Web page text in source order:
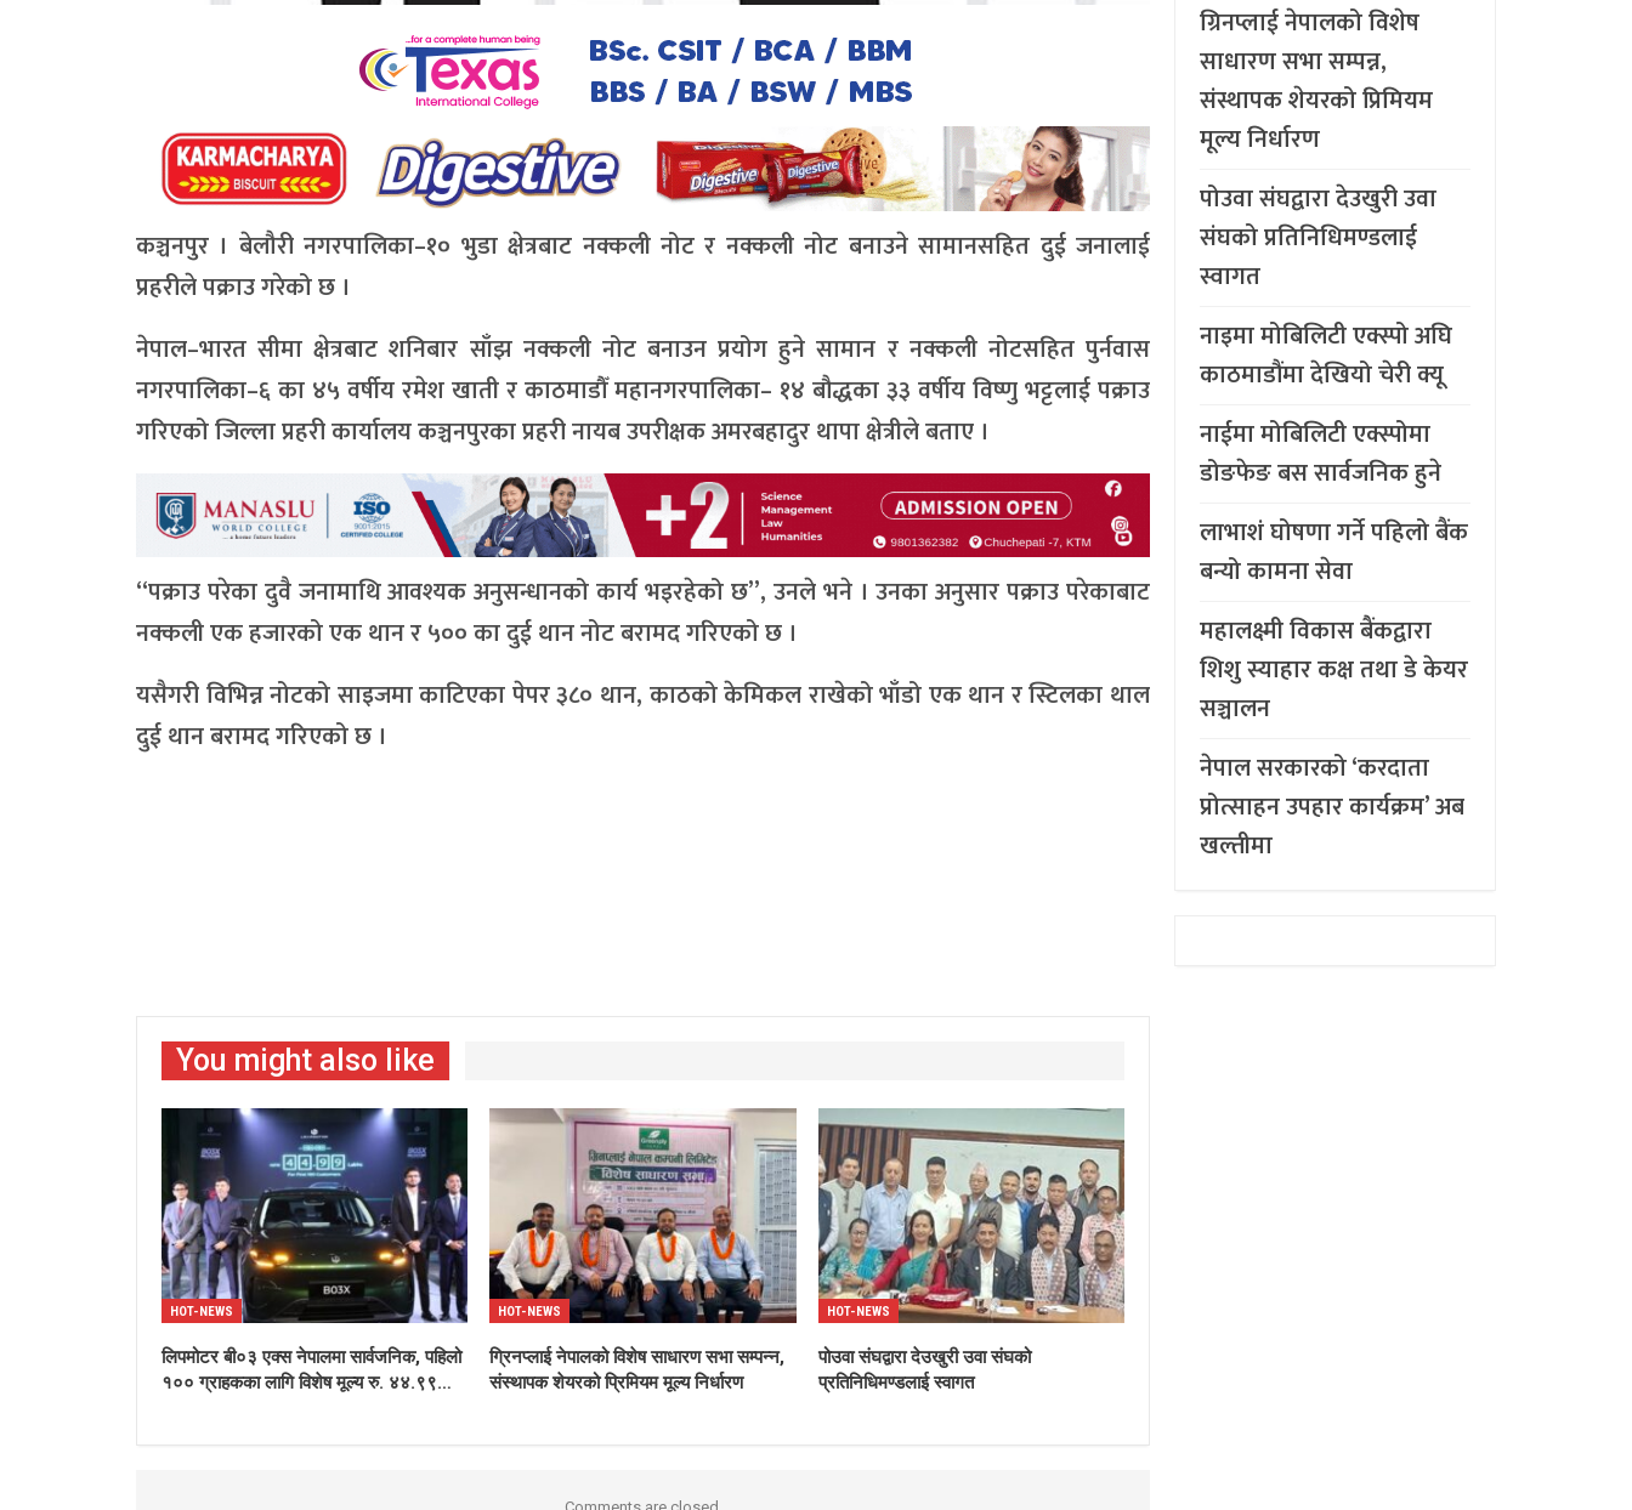
कञ्चनपुर । बेलौरी नगरपालिका–१० भुडा क्षेत्रबाट नक्कली नोट र नक्कली नोट बनाउने सामानसहित दुई जनालाई
प्रहरीले पक्राउ गरेको छ ।
नेपाल–भारत सीमा क्षेत्रबाट शनिबार साँझ नक्कली नोट बनाउन प्रयोग हुने सामान र नक्कली नोटसहित पुर्नवास
नगरपालिका–६ का ४५ वर्षीय रमेश खाती र काठमाडौँ महानगरपालिका– १४ बौद्धका ३३ वर्षीय विष्णु भट्टलाई पक्राउ
गरिएको जिल्ला प्रहरी कार्यालय कञ्चनपुरका प्रहरी नायब उपरीक्षक अमरबहादुर थापा क्षेत्रीले बताए ।
“पक्राउ परेका दुवै जनामाथि आवश्यक अनुसन्धानको कार्य भइरहेको छ”, उनले भने । उनका अनुसार पक्राउ परेकाबाट
नक्कली एक हजारको एक थान र ५०० का दुई थान नोट बरामद गरिएको छ ।
यसैगरी विभिन्न नोटको साइजमा काटिएका पेपर ३८० थान, काठको केमिकल राखेको भाँडो एक थान र स्टिलका थाल
दुई थान बरामद गरिएको छ ।
You might also like
HOT-NEWS
लिपमोटर बी०३ एक्स नेपालमा सार्वजनिक, पहिलो
१०० ग्राहकका लागि विशेष मूल्य रु. ४४.९९…
HOT-NEWS
ग्रिनप्लाई नेपालको विशेष साधारण सभा सम्पन्न,
संस्थापक शेयरको प्रिमियम मूल्य निर्धारण
HOT-NEWS
पोउवा संघद्वारा देउखुरी उवा संघको
प्रतिनिधिमण्डलाई स्वागत
ग्रिनप्लाई नेपालको विशेष
साधारण सभा सम्पन्न,
संस्थापक शेयरको प्रिमियम
मूल्य निर्धारण
पोउवा संघद्वारा देउखुरी उवा
संघको प्रतिनिधिमण्डलाई
स्वागत
नाइमा मोबिलिटी एक्स्पो अघि
काठमाडौंमा देखियो चेरी क्यू
नाईमा मोबिलिटी एक्स्पोमा
डोङफेङ बस सार्वजनिक हुने
लाभाशं घोषणा गर्ने पहिलो बैंक
बन्यो कामना सेवा
महालक्ष्मी विकास बैंकद्वारा
शिशु स्याहार कक्ष तथा डे केयर
सञ्चालन
नेपाल सरकारको ‘करदाता
प्रोत्साहन उपहार कार्यक्रम’ अब
खल्तीमा